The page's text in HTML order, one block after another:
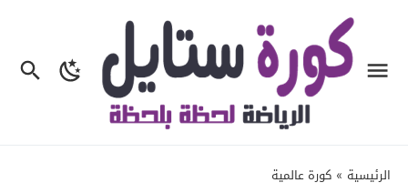
الرئيسية » كورة عالمية